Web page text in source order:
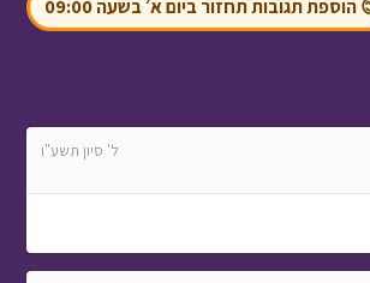
הוספת תגובות תחזור ביום א׳ בשעה 09:00
ל' סיון תשע"ו